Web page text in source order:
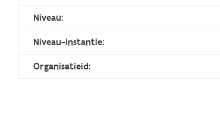
Niveau:
Niveau-instantie:
Organisatieid: